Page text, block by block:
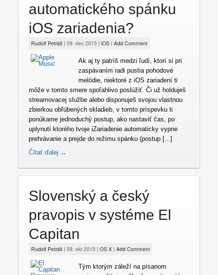
Fámy
automatického spánku
iOS zariadenia?
Rudolf Petráš| 09. dec 2015| iOS| Add Comment
Ak aj ty patríš medzi ľudí, ktorí si pri
zaspávaním radi pustia pohodové
melódie, niektoré z iOS zariadení ti
môže v tomto smere spoľahlivo poslúžiť. Či už holduješ
streamovacej službe alebo disponuješ svojou vlastnou
zbierkou obľúbených skladieb, v tomto príspevku ti
ponúkame jednoduchý postup, ako nastaviť čas, po
uplynutí ktorého tvoje iZariadenie automaticky vypne
prehrávanie a prejde do režimu spánku (postup [...]
Čítať ďalej →
Slovenský a český
pravopis v systéme El
Capitan
Rudolf Petráš| 09. okt 2015| OS X| Add Comment
Tým ktorým záleží na písanom